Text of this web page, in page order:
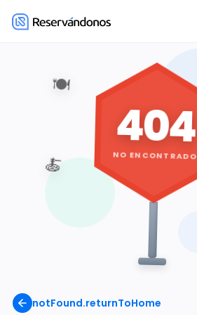
notFound.returnToHome
🍽️
🍝
404
NO ENCONTRADO